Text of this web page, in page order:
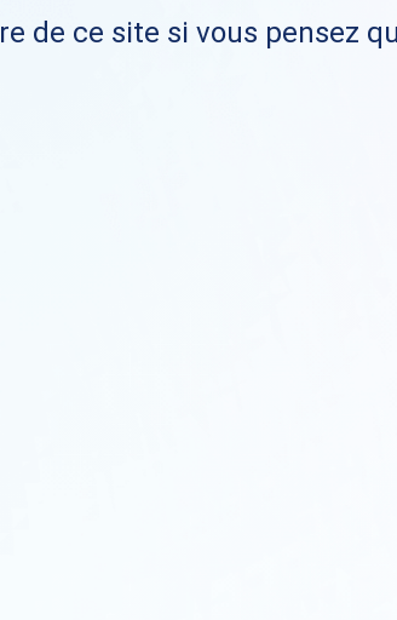
de ce site si vous pensez